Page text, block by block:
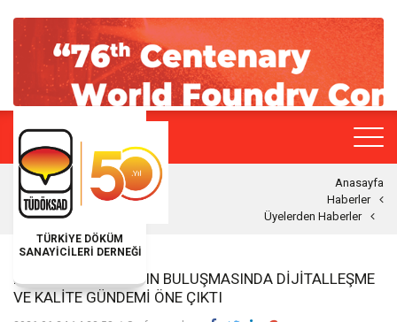
TÜRKİYE DÖKÜM
SANAYİCİLERİ DERNEĞİ
Anasayfa
Haberler
Üyelerden Haberler
ZEISS TÜRKIYE BASIN BULUŞMASINDA DIJITALLEŞME
VE KALITE GÜNDEMI ÖNE ÇIKTI